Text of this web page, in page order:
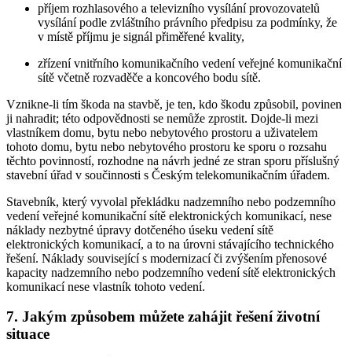
příjem rozhlasového a televizního vysílání provozovatelů
vysílání podle zvláštního právního předpisu za podmínky, že
v místě příjmu je signál přiměřené kvality,
zřízení vnitřního komunikačního vedení veřejné komunikační
sítě včetně rozvaděče a koncového bodu sítě.
Vznikne-li tím škoda na stavbě, je ten, kdo škodu způsobil, povinen
ji nahradit; této odpovědnosti se nemůže zprostit. Dojde-li mezi
vlastníkem domu, bytu nebo nebytového prostoru a uživatelem
tohoto domu, bytu nebo nebytového prostoru ke sporu o rozsahu
těchto povinností, rozhodne na návrh jedné ze stran sporu příslušný
stavební úřad v součinnosti s Českým telekomunikačním úřadem.
Stavebník, který vyvolal překládku nadzemního nebo podzemního
vedení veřejné komunikační sítě elektronických komunikací, nese
náklady nezbytné úpravy dotčeného úseku vedení sítě
elektronických komunikací, a to na úrovni stávajícího technického
řešení. Náklady související s modernizací či zvýšením přenosové
kapacity nadzemního nebo podzemního vedení sítě elektronických
komunikací nese vlastník tohoto vedení.
7. Jakým způsobem můžete zahájit řešení životní
situace